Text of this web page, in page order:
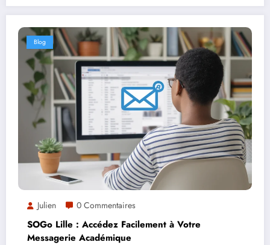
Blog
Julien 0 Commentaires
SOGo Lille : Accédez Facilement à Votre
Messagerie Académique